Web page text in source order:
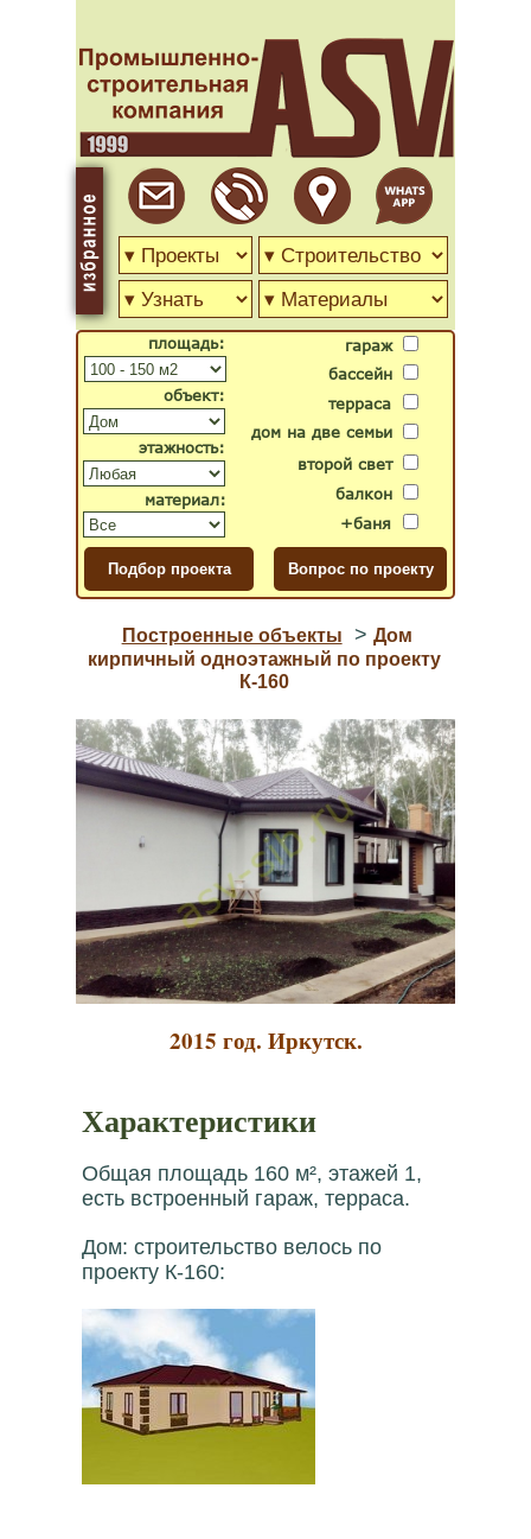
гараж
бассейн
второй свет
дом на две семьи
терраса
балкон
+баня
объект:
материал:
площадь:
этажность:
Построенные объекты > Дом
кирпичный одноэтажный по проекту
К-160
2015 год. Иркутск.
Характеристики
Общая площадь 160 м², этажей 1,
есть встроенный гараж, терраса.
Дом: строительство велось по
проекту К-160: